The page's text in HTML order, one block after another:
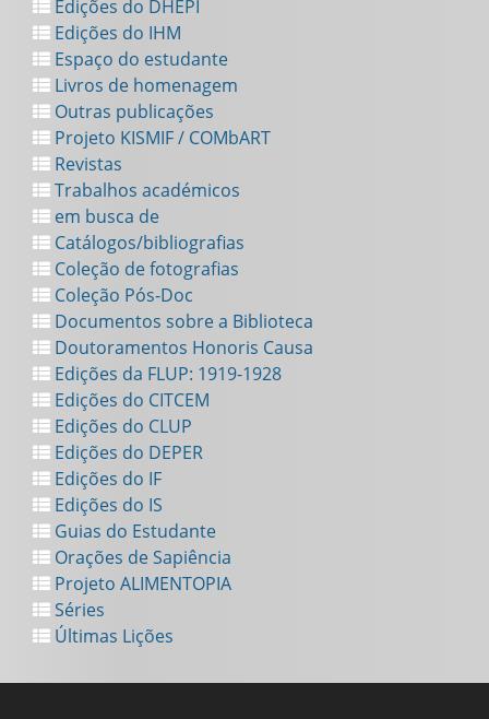
Edições do DHEPI
Edições do IHM
Espaço do estudante
Livros de homenagem
Outras publicações
Projeto KISMIF / COMbART
Revistas
Trabalhos académicos
em busca de
Catálogos/bibliografias
Coleção de fotografias
Coleção Pós-Doc
Documentos sobre a Biblioteca
Doutoramentos Honoris Causa
Edições da FLUP: 1919-1928
Edições do CITCEM
Edições do CLUP
Edições do DEPER
Edições do IF
Edições do IS
Guias do Estudante
Orações de Sapiência
Projeto ALIMENTOPIA
Séries
Últimas Lições